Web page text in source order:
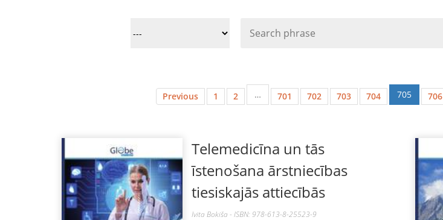
Previous 1 2 … 701 702 703 704 705 706
Telemedicīna un tās
īstenošana ārstniecības
tiesiskajās attiecībās
Ivita Bokiša - ISBN: 978-613-8-25523-9